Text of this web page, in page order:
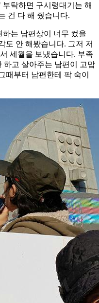
탁하면 구시렁대기는 해
건 다 해 줬습니다.
하는 남편상이 너무 컸을
도 안 해봤습니다. 그저 저
세월을 보냈습니다. 부족
하고 살아주는 남편이 고맙
때부터 남편한테 팍 숙이